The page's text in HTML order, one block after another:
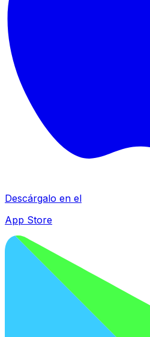
Descárgalo en el
App Store